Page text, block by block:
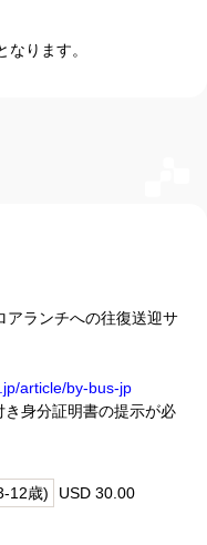
ります。
アランチへの往復送迎サ
article/by-bus-jp
身分証明書の提示が必
12歳)
USD 30.00